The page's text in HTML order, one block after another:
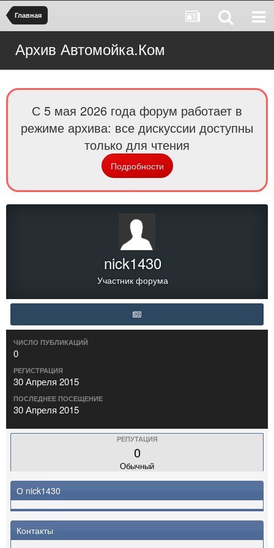
Главная
Архив Автомойка.Ком
С 5 мая 2026 года форум работает в
режиме архива: все дискуссии доступны
только для чтения
Подробности
nick1430
Участник форума
ЧИСЛО ПУБЛИКАЦИЙ
0
РЕГИСТРАЦИЯ
30 Апреля 2015
ПОСЛЕДНЕЕ ПОСЕЩЕНИЕ
30 Апреля 2015
РЕПУТАЦИЯ
0
Обычный
О nick1430
Контакты